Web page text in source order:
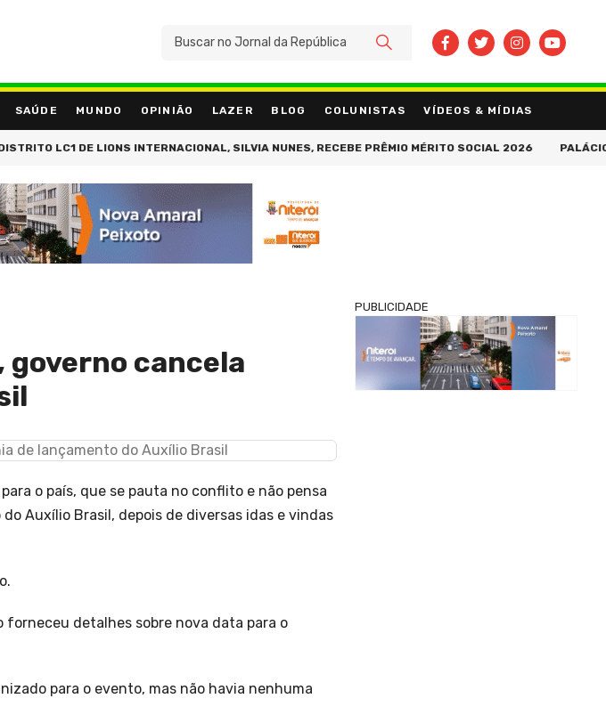
SAÚDE MUNDO OPINIÃO LAZER BLOG COLUNISTAS VÍDEOS & MÍDIAS
LC1 DE LIONS INTERNACIONAL, SILVIA NUNES, RECEBE PRÊMIO MÉRITO SOCIAL 2026 PALÁCIO
BUSCAR
governo cancela
o país, que se pauta no conflito e não pensa
Auxílio Brasil, depois de diversas idas e vindas
forneceu detalhes sobre nova data para o
para o evento, mas não havia nenhuma
PUBLICIDADE